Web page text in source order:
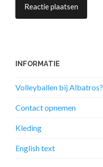
INFORMATIE
Volleyballen bij Albatros?
Contact opnemen
Kleding
English text